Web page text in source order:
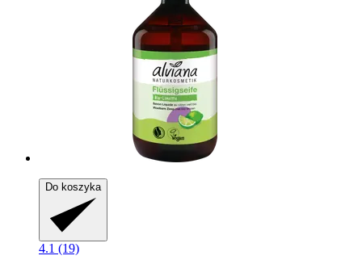
Do koszyka
4.1 (19)